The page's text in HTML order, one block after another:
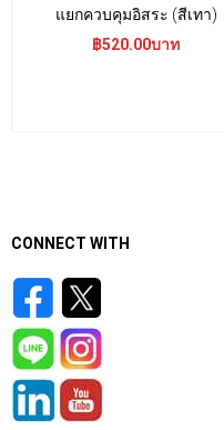
แยกควบคุมอิสระ (สีเทา)
฿520.00บาท
CONNECT WITH